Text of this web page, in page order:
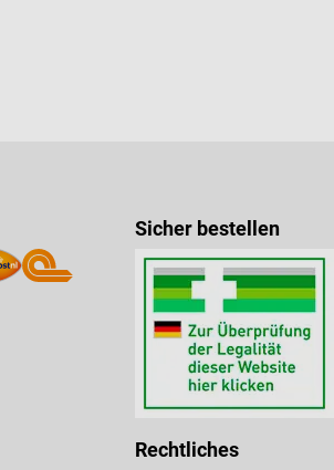
Sicher bestellen
Rechtliches